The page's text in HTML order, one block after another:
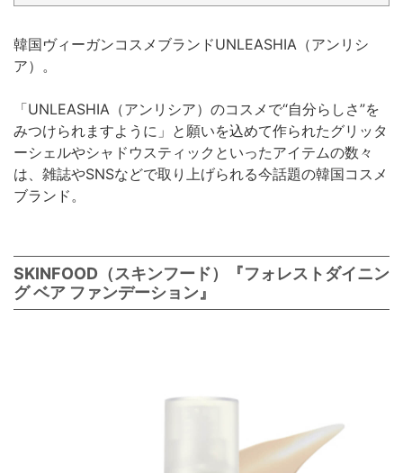
韓国ヴィーガンコスメブランドUNLEASHIA（アンリシ
ア）。
「UNLEASHIA（アンリシア）のコスメで“自分らしさ”を
みつけられますように」と願いを込めて作られたグリッタ
ーシェルやシャドウスティックといったアイテムの数々
は、雑誌やSNSなどで取り上げられる今話題の韓国コスメ
ブランド。
SKINFOOD（スキンフード）『フォレストダイニン
グ ベア ファンデーション』